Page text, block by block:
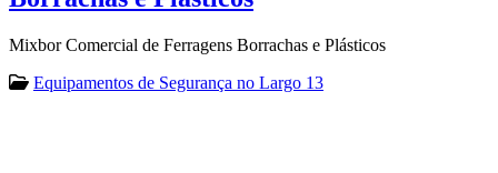
Mixbor Comercial de Ferragens Borrachas e Plásticos
Equipamentos de Segurança no Largo 13